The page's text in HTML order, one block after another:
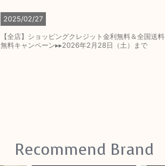
2025/02/27
【全店】ショッピングクレジット金利無料＆全国送料
無料キャンペーン▸▸2026年2月28日（土）まで
Recommend Brand